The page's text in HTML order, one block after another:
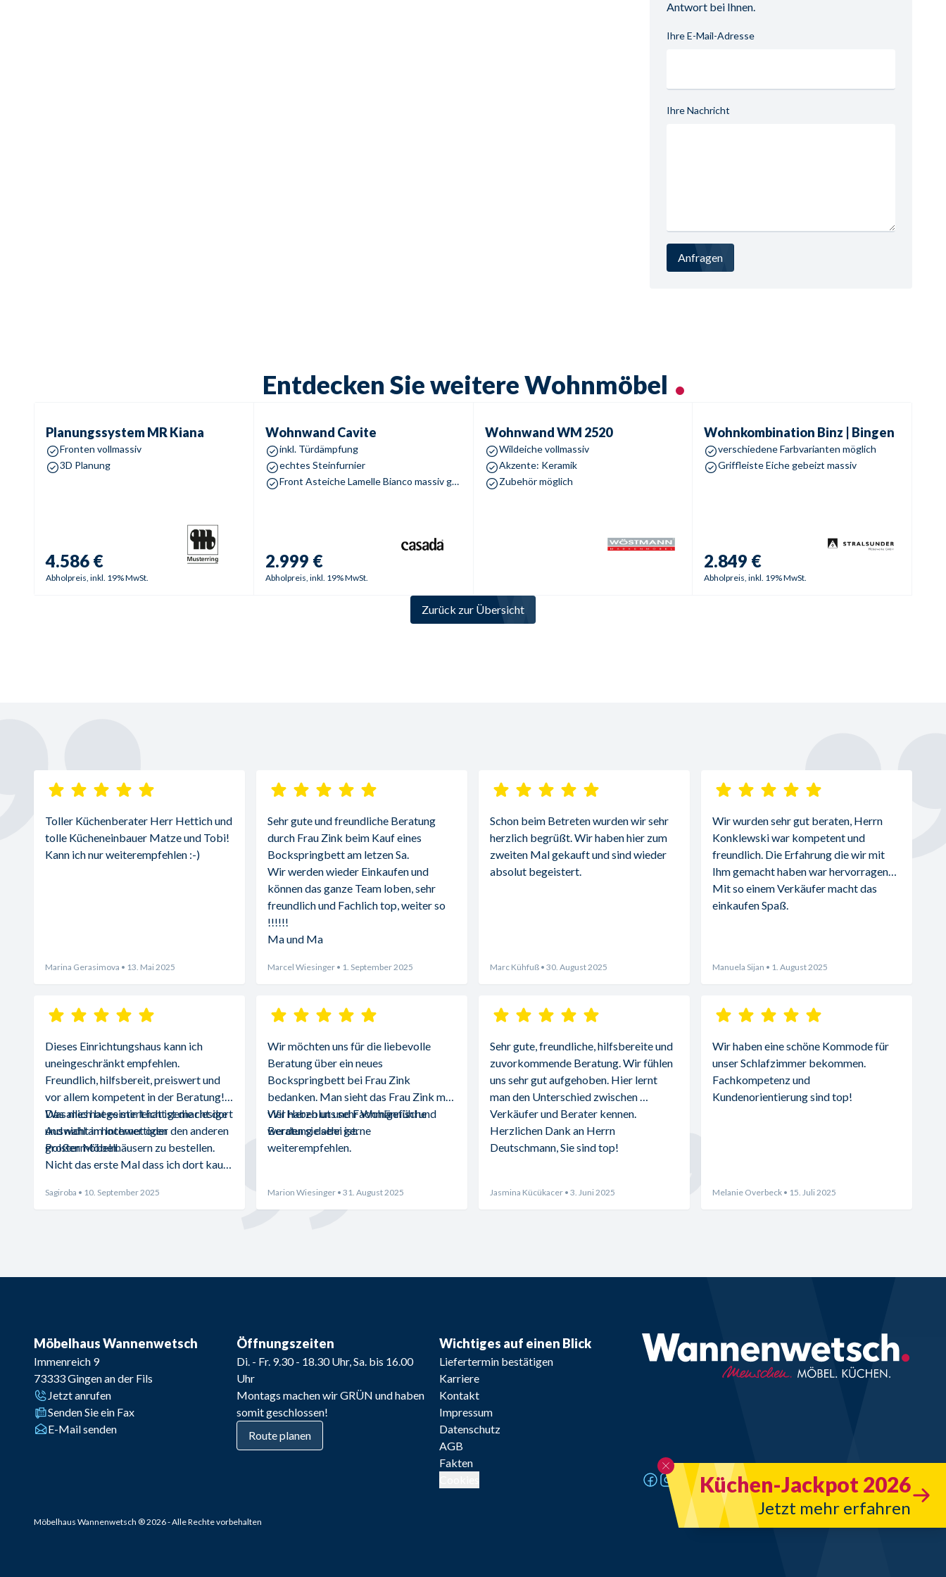
Antwort bei Ihnen.
Ihre E-Mail-Adresse
Ihre Nachricht
Anfragen
Entdecken Sie weitere Wohnmöbel
PlanungssystemMR Kiana
Fronten vollmassiv
3D Planung
4.586 €
Abholpreis, inkl. 19% MwSt.
Wohnwand Cavite
inkl. Türdämpfung
echtes Steinfurnier
Front Asteiche Lamelle Bianco massiv geölt
2.999 €
Abholpreis, inkl. 19% MwSt.
WohnwandWM 2520
Wildeiche vollmassiv
Akzente: Keramik
Zubehör möglich
Wohnkombination Binz | Bingen
verschiedene Farbvarianten möglich
Griffleiste Eiche gebeizt massiv
2.849 €
Abholpreis, inkl. 19% MwSt.
Zurück zur Übersicht
Küchen-Jackpot 2026
Jetzt mehr erfahren
Toller Küchenberater Herr Hettich und
tolle Kücheneinbauer Matze und Tobi!
Kann ich nur weiterempfehlen :-)
Marina Gerasimova • 13. Mai 2025
Dieses Einrichtungshaus kann ich
uneingeschränkt empfehlen.
Freundlich, hilfsbereit, preiswert und
vor allem kompetent in der Beratung!
Was mich begeistert hat ist die riesige
Auswahl an hochwertigen
Polstermöbeln.
Das alles hat es mir leicht gemacht dort
und nicht im Internet oder den anderen
großen Möbelhäusern zu bestellen.
Nicht das erste Mal dass ich dort kaufe
Sagiroba • 10. September 2025
Sehr gute und freundliche Beratung
durch Frau Zink beim Kauf eines
Bockspringbett am letzen Sa.
Wir werden wieder Einkaufen und
können das ganze Team loben, sehr
freundlich und Fachlich top, weiter so
!!!!!!
Ma und Ma
Marcel Wiesinger • 1. September 2025
Wir möchten uns für die liebevolle
Beratung über ein neues
Bockspringbett bei Frau Zink
bedanken. Man sieht das Frau Zink mit
viel Herzblut und Fachmännische
Beratung dabei ist.
Wir haben uns sehr Wohlgefühl und
werden sie sehr gerne
weiterempfehlen.
Marion Wiesinger • 31. August 2025
Schon beim Betreten wurden wir sehr
herzlich begrüßt. Wir haben hier zum
zweiten Mal gekauft und sind wieder
absolut begeistert.
Marc Kühfuß • 30. August 2025
Sehr gute, freundliche, hilfsbereite und
zuvorkommende Beratung. Wir fühlen
uns sehr gut aufgehoben. Hier lernt
man den Unterschied zwischen
Verkäufer und Berater kennen.
Herzlichen Dank an Herrn
Deutschmann, Sie sind top!
Jasmina Kücükacer • 3. Juni 2025
Wir wurden sehr gut beraten, Herrn
Konklewski war kompetent und
freundlich. Die Erfahrung die wir mit
Ihm gemacht haben war hervorragend.
Mit so einem Verkäufer macht das
einkaufen Spaß.
Manuela Sijan • 1. August 2025
Wir haben eine schöne Kommode für
unser Schlafzimmer bekommen.
Fachkompetenz und
Kundenorientierung sind top!
Melanie Overbeck • 15. Juli 2025
Möbelhaus Wannenwetsch
Immenreich 9
73333Gingen an der Fils
Jetzt anrufen
Senden Sie ein Fax
E-Mail senden
Öffnungszeiten
Di. - Fr. 9.30 - 18.30 Uhr, Sa. bis 16.00
Uhr
Montags machen wir GRÜN und haben
somit geschlossen!
Route planen
Wichtiges auf einen Blick
Liefertermin bestätigen
Karriere
Kontakt
Impressum
Datenschutz
AGB
Fakten
Möbelhaus Wannenwetsch ®2026- Alle Rechte vorbehalten Design & Code - art&design werbeagentur